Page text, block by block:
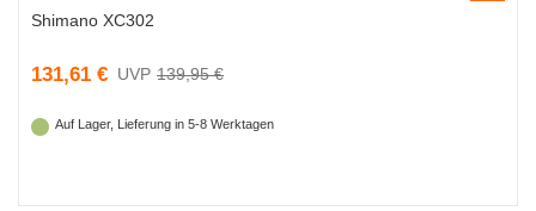
Shimano XC302
131,61 € 139,95 €
Auf Lager, Lieferung in 5-8 Werktagen